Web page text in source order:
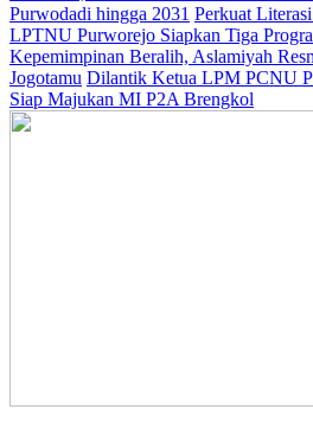
Purwodadi hingga 2031 Perkuat
LPTNU Purworejo Siapkan Tiga
Kepemimpinan Beralih, Aslamiyah
Jogotamu Dilantik Ketua LPM PCNU
Siap Majukan MI P2A Brengkol